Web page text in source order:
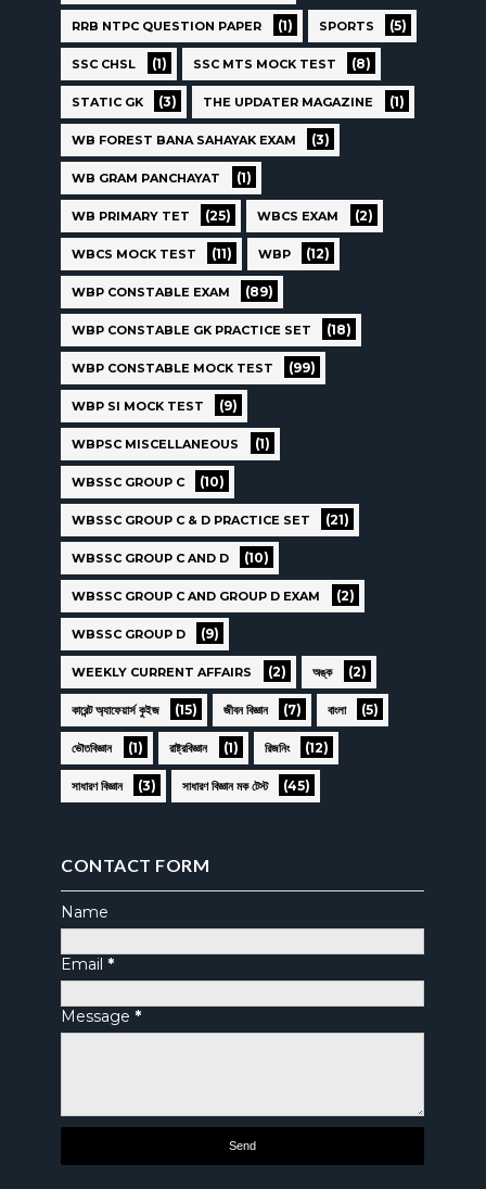
RRB NTPC QUESTION PAPER (1) SPORTS (5)
SSC CHSL (1) SSC MTS MOCK TEST (8)
STATIC GK (3) THE UPDATER MAGAZINE (1)
WB FOREST BANA SAHAYAK EXAM (3)
WB GRAM PANCHAYAT (1)
WB PRIMARY TET (25) WBCS EXAM (2)
WBCS MOCK TEST (11) WBP (12)
WBP CONSTABLE EXAM (89)
WBP CONSTABLE GK PRACTICE SET (18)
WBP CONSTABLE MOCK TEST (99)
WBP SI MOCK TEST (9)
WBPSC MISCELLANEOUS (1)
WBSSC GROUP C (10)
WBSSC GROUP C & D PRACTICE SET (21)
WBSSC GROUP C AND D (10)
WBSSC GROUP C AND GROUP D EXAM (2)
WBSSC GROUP D (9)
WEEKLY CURRENT AFFAIRS (2) অঙ্ক (2)
কারেন্ট অ্যাফেয়ার্স কুইজ (15) জীবন বিজ্ঞান (7) বাংলা (5)
ভৌতবিজ্ঞান (1) রাষ্ট্রবিজ্ঞান (1) রিজনিং (12)
সাধারণ বিজ্ঞান (3) সাধারণ বিজ্ঞান মক টেস্ট (45)
CONTACT FORM
Name
Email *
Message *